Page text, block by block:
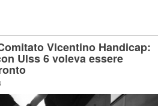
Vicentino Handicap:
Ulss 6 voleva essere